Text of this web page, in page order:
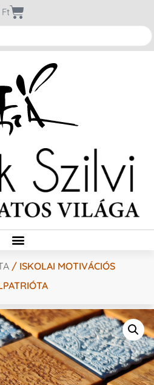
Ft
/ ISKOLAI MOTIVÁCIÓS